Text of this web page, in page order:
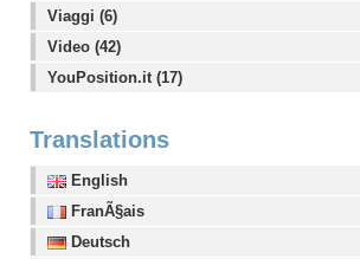
Viaggi (6)
Video (42)
YouPosition.it (17)
Translations
English
FranÃ§ais
Deutsch